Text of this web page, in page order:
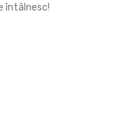
întâlnesc!